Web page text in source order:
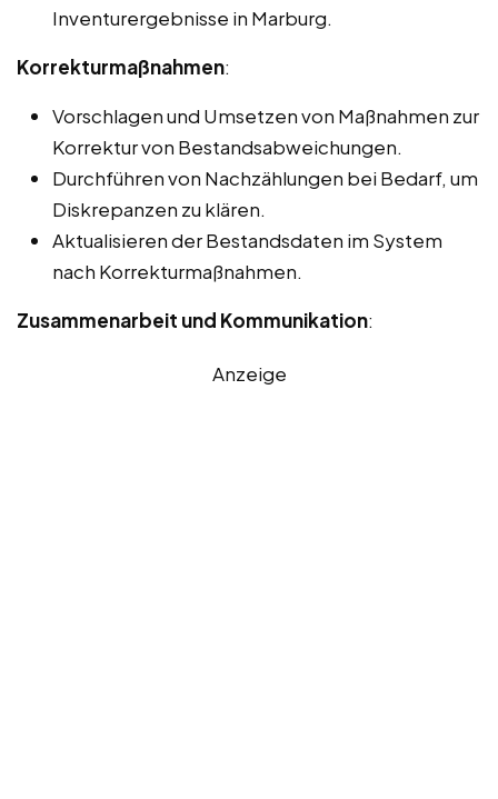
Inventurergebnisse in Marburg.
Korrekturmaßnahmen:
Vorschlagen und Umsetzen von Maßnahmen zur
Korrektur von Bestandsabweichungen.
Durchführen von Nachzählungen bei Bedarf, um
Diskrepanzen zu klären.
Aktualisieren der Bestandsdaten im System
nach Korrekturmaßnahmen.
Zusammenarbeit und Kommunikation:
Anzeige